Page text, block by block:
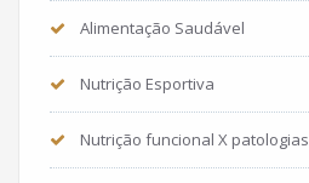
Alimentação Saudável
Nutrição Esportiva
Nutrição funcional X patologias